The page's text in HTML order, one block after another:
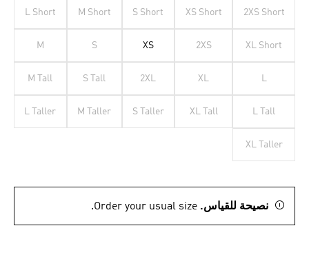
2XS Short
XS Short
S Short
M Short
L Short
XL Short
2XS
XS
S
M
L
XL
2XL
S Tall
M Tall
L Tall
XL Tall
S Taller
M Taller
L Taller
XL Taller
نصيحة للقياس. Order your usual size.